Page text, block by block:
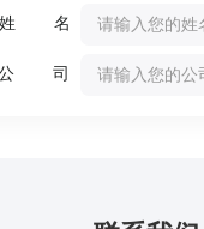
姓 名
司